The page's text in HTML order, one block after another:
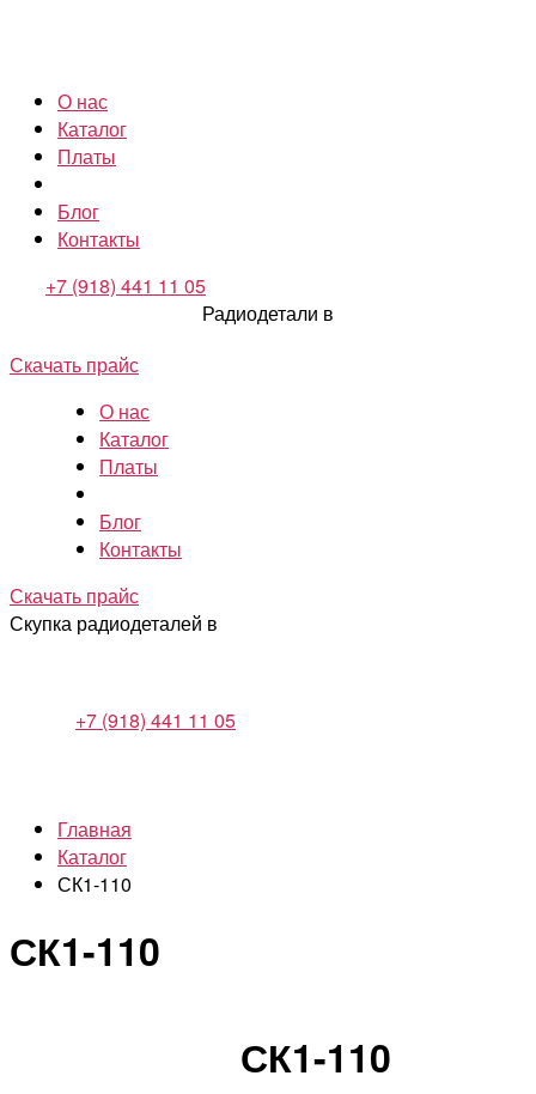
О нас
Каталог
Платы
Блог
Контакты
+7 (918) 441 11 05
Радиодетали в
Скачать прайс
О нас
Каталог
Платы
Блог
Контакты
Скачать прайс
Скупка радиодеталей в
+7 (918) 441 11 05
Главная
Каталог
СК1-110
СК1-110
СК1-110